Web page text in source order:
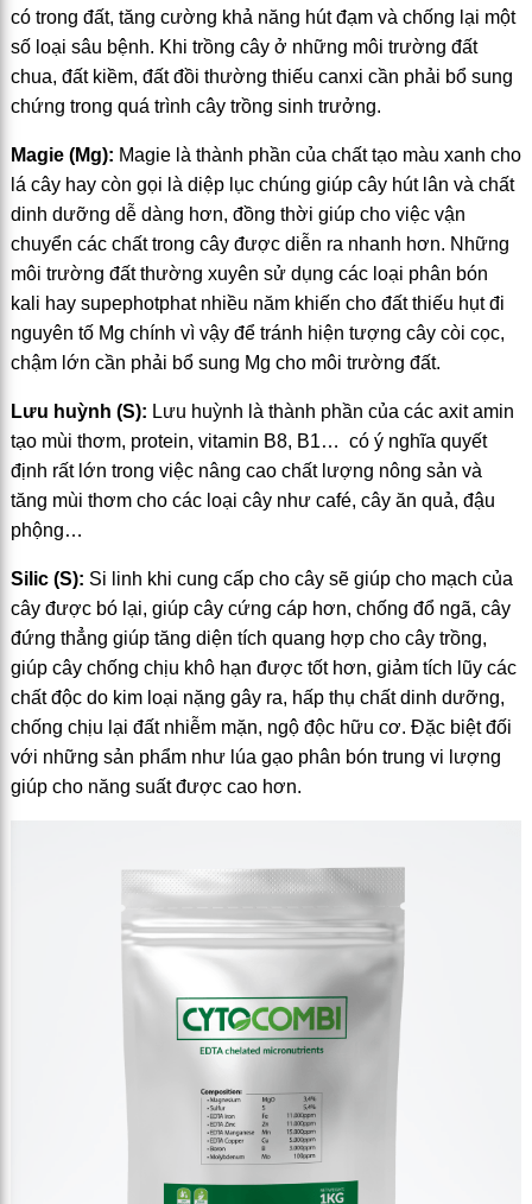
có trong đất, tăng cường khả năng hút đạm và chống lại một
số loại sâu bệnh. Khi trồng cây ở những môi trường đất
chua, đất kiềm, đất đồi thường thiếu canxi cần phải bổ sung
chứng trong quá trình cây trồng sinh trưởng.
Magie (Mg): Magie là thành phần của chất tạo màu xanh cho
lá cây hay còn gọi là diệp lục chúng giúp cây hút lân và chất
dinh dưỡng dễ dàng hơn, đồng thời giúp cho việc vận
chuyển các chất trong cây được diễn ra nhanh hơn. Những
môi trường đất thường xuyên sử dụng các loại phân bón
kali hay supephotphat nhiều năm khiến cho đất thiếu hụt đi
nguyên tố Mg chính vì vậy để tránh hiện tượng cây còi cọc,
chậm lớn cần phải bổ sung Mg cho môi trường đất.
Lưu huỳnh (S): Lưu huỳnh là thành phần của các axit amin
tạo mùi thơm, protein, vitamin B8, B1… có ý nghĩa quyết
định rất lớn trong việc nâng cao chất lượng nông sản và
tăng mùi thơm cho các loại cây như café, cây ăn quả, đậu
phộng…
Silic (S): Si linh khi cung cấp cho cây sẽ giúp cho mạch của
cây được bó lại, giúp cây cứng cáp hơn, chống đổ ngã, cây
đứng thẳng giúp tăng diện tích quang hợp cho cây trồng,
giúp cây chống chịu khô hạn được tốt hơn, giảm tích lũy các
chất độc do kim loại nặng gây ra, hấp thụ chất dinh dưỡng,
chống chịu lại đất nhiễm mặn, ngộ độc hữu cơ. Đặc biệt đối
với những sản phẩm như lúa gạo phân bón trung vi lượng
giúp cho năng suất được cao hơn.